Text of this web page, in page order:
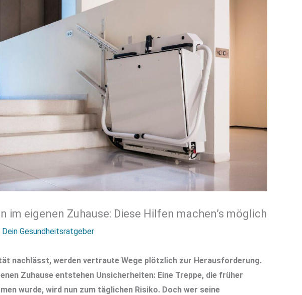
im eigenen Zuhause: Diese Hilfen machen’s möglich
Dein Gesundheitsratgeber
nachlässt, werden vertraute Wege plötzlich zur Herausforderung.
Zuhause entstehen Unsicherheiten: Eine Treppe, die früher
wurde, wird nun zum täglichen Risiko. Doch wer seine